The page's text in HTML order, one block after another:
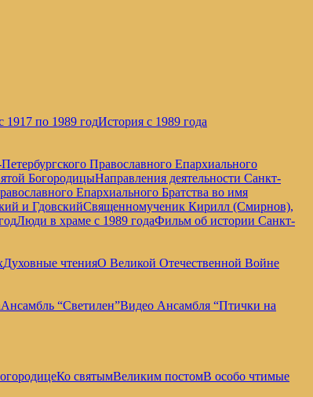
1917 по 1989 годИстория с 1989 года
Православного Епархиального
БогородицыНаправления деятельности Санкт-
Епархиального Братства во имя
и ГдовскийСвященномученик Кирилл (Смирнов),
Люди в храме с 1989 годаФильм об истории Санкт-
Духовные чтенияО Великой Отечественной Войне
Ансамбль “Светилен”Видео Ансамбля “Птички на
Ко святымВеликим постомВ особо чтимые